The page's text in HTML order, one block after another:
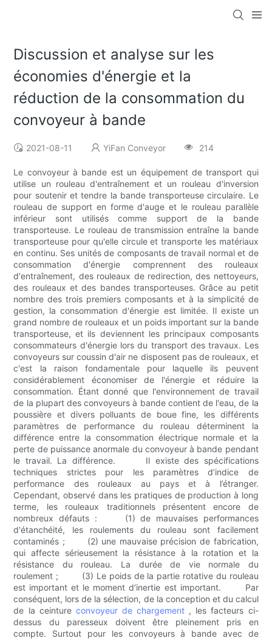
Discussion et analyse sur les
économies d'énergie et la
réduction de la consommation du
convoyeur à bande
2021-08-11 YiFan Conveyor 214
Le convoyeur à bande est un équipement de transport qui
utilise un rouleau d'entraînement et un rouleau d'inversion
pour soutenir et tendre la bande transporteuse circulaire. Le
rouleau de support en forme d'auge et le rouleau parallèle
inférieur sont utilisés comme support de la bande
transporteuse. Le rouleau de transmission entraîne la bande
transporteuse pour qu'elle circule et transporte les matériaux
en continu. Ses unités de composants de travail normal et de
consommation d'énergie comprennent des rouleaux
d'entraînement, des rouleaux de redirection, des nettoyeurs,
des rouleaux et des bandes transporteuses. Grâce au petit
nombre des trois premiers composants et à la simplicité de
gestion, la consommation d'énergie est limitée. Il existe un
grand nombre de rouleaux et un poids important sur la bande
transporteuse, et ils deviennent les principaux composants
consommateurs d'énergie lors du transport des travaux. Les
convoyeurs sur coussin d'air ne disposent pas de rouleaux, et
c'est la raison fondamentale pour laquelle ils peuvent
considérablement économiser de l'énergie et réduire la
consommation. Étant donné que l'environnement de travail
de la plupart des convoyeurs à bande contient de l'eau, de la
poussière et divers polluants de boue fine, les différents
paramètres de performance du rouleau déterminent la
différence entre la consommation électrique normale et la
perte de puissance anormale du convoyeur à bande pendant
le travail. La différence. Il existe des spécifications
techniques strictes pour les paramètres d’indice de
performance des rouleaux au pays et à l’étranger.
Cependant, observé dans les pratiques de production à long
terme, les rouleaux traditionnels présentent encore de
nombreux défauts : (1) de mauvaises performances
d'étanchéité, les roulements du rouleau sont facilement
contaminés ; (2) une mauvaise précision de fabrication,
qui affecte sérieusement la résistance à la rotation et la
résistance du rouleau. La durée de vie normale du
roulement ; (3) Le poids de la partie rotative du rouleau
est important et le moment d’inertie est important. Par
conséquent, lors de la sélection, de la conception et du calcul
de la ceinture convoyeur de chargement , les facteurs ci-
dessus du paresseux doivent être pleinement pris en
compte. Surtout pour les convoyeurs à bande avec de